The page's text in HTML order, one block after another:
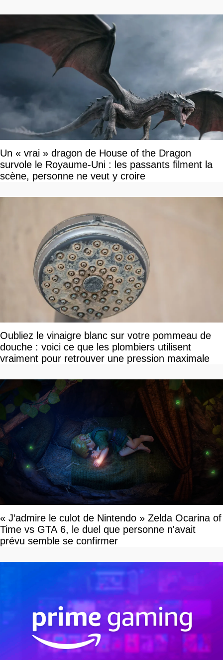
Un « vrai » dragon de House of the Dragon
survole le Royaume-Uni : les passants filment la
scène, personne ne veut y croire
Oubliez le vinaigre blanc sur votre pommeau de
douche : voici ce que les plombiers utilisent
vraiment pour retrouver une pression maximale
« J’admire le culot de Nintendo » Zelda Ocarina of
Time vs GTA 6, le duel que personne n'avait
prévu semble se confirmer